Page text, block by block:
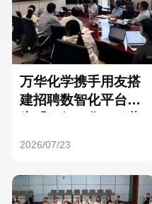
万华化学携手用友搭
建招聘数智化平台，
2026/07/23